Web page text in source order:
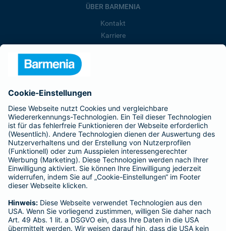
ÜBER BARMENIA
Kontakt
Karriere
Barmenia ist Teil der BarmeniaGothaer
BELIEBTE SEITEN
Kranken-Zusatzversicherung
Tierversicherungen
Haftpflichtversicherung
Hausratversicherung
Adresse ändern
Schaden melden